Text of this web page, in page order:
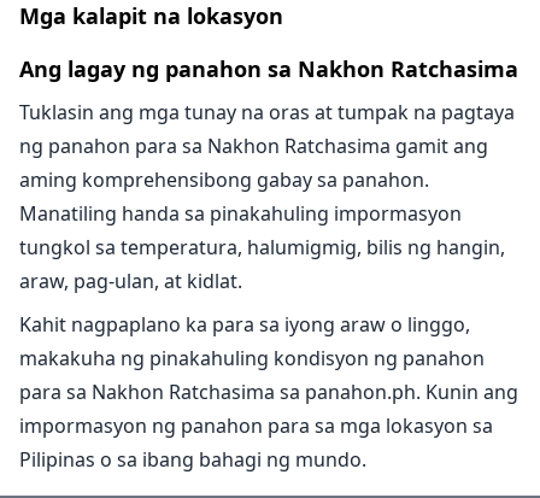
Mga kalapit na lokasyon
Ang lagay ng panahon sa Nakhon Ratchasima
Tuklasin ang mga tunay na oras at tumpak na pagtaya
ng panahon para sa Nakhon Ratchasima gamit ang
aming komprehensibong gabay sa panahon.
Manatiling handa sa pinakahuling impormasyon
tungkol sa temperatura, halumigmig, bilis ng hangin,
araw, pag-ulan, at kidlat.
Kahit nagpaplano ka para sa iyong araw o linggo,
makakuha ng pinakahuling kondisyon ng panahon
para sa Nakhon Ratchasima sa panahon.ph. Kunin ang
impormasyon ng panahon para sa mga lokasyon sa
Pilipinas o sa ibang bahagi ng mundo.